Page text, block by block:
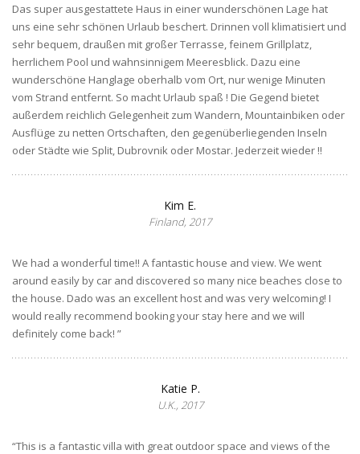
Das super ausgestattete Haus in einer wunderschönen Lage hat
uns eine sehr schönen Urlaub beschert. Drinnen voll klimatisiert und
sehr bequem, draußen mit großer Terrasse, feinem Grillplatz,
herrlichem Pool und wahnsinnigem Meeresblick. Dazu eine
wunderschöne Hanglage oberhalb vom Ort, nur wenige Minuten
vom Strand entfernt. So macht Urlaub spaß ! Die Gegend bietet
außerdem reichlich Gelegenheit zum Wandern, Mountainbiken oder
Ausflüge zu netten Ortschaften, den gegenüberliegenden Inseln
oder Städte wie Split, Dubrovnik oder Mostar. Jederzeit wieder !!
Kim E.
Finland, 2017
We had a wonderful time!! A fantastic house and view. We went
around easily by car and discovered so many nice beaches close to
the house. Dado was an excellent host and was very welcoming! I
would really recommend booking your stay here and we will
definitely come back! ”
Katie P.
U.K., 2017
“This is a fantastic villa with great outdoor space and views of the